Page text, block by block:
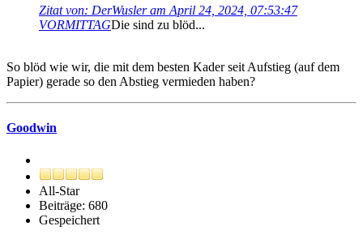
Zitat von: DerWusler am April 24, 2024, 07:53:47
VORMITTAGDie sind zu blöd...
So blöd wie wir, die mit dem besten Kader seit Aufstieg (auf dem
Papier) gerade so den Abstieg vermieden haben?
Goodwin
All-Star
Beiträge: 680
Gespeichert